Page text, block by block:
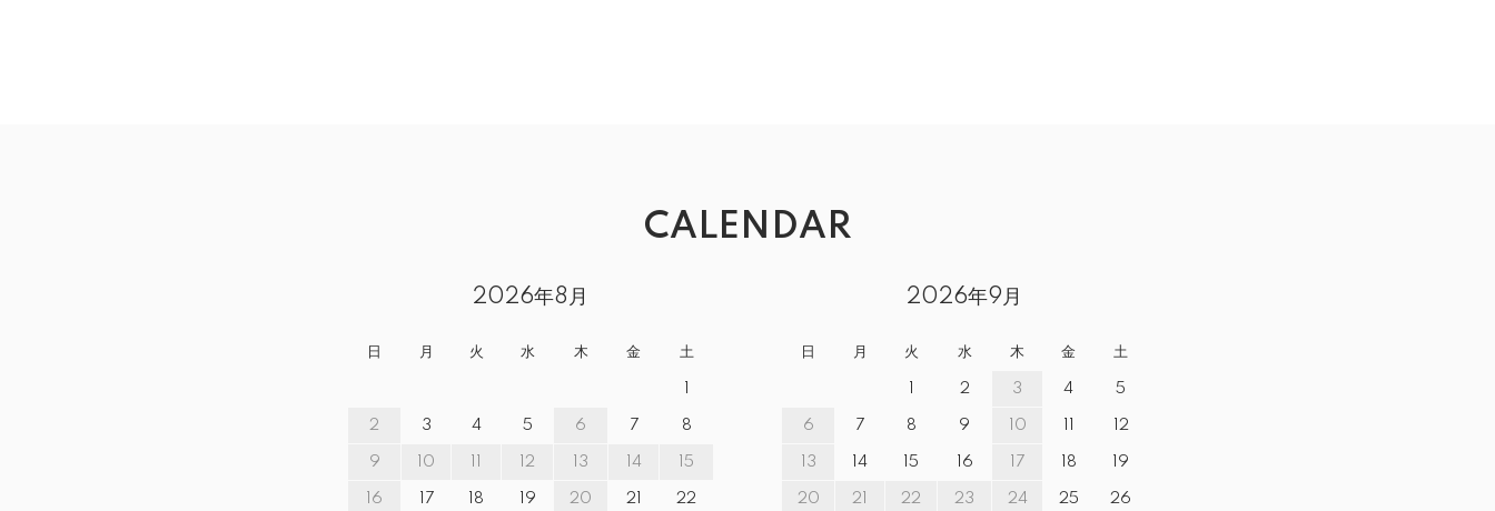
CALENDAR
2026年8月
日 月 火 水 木 金 土
2 3 4 5 6 7 8
9 10 12 13 14 15
16 17 18 19 20 21 22
2026年9月
日 月 火 水 木 金 土
2 3 4 5
6 7 8 9 10 12
13 14 15 16 17 18 19
20 21 22 23 24 25 26